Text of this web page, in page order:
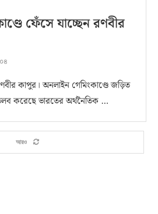
ফেঁসে যাচ্ছেন রণবীর
কাপুর। অনলাইন গেমিংকাণ্ডে জড়িত
করেছে ভারতের অর্থনৈতিক …
আরও